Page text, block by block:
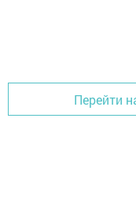
Перейти